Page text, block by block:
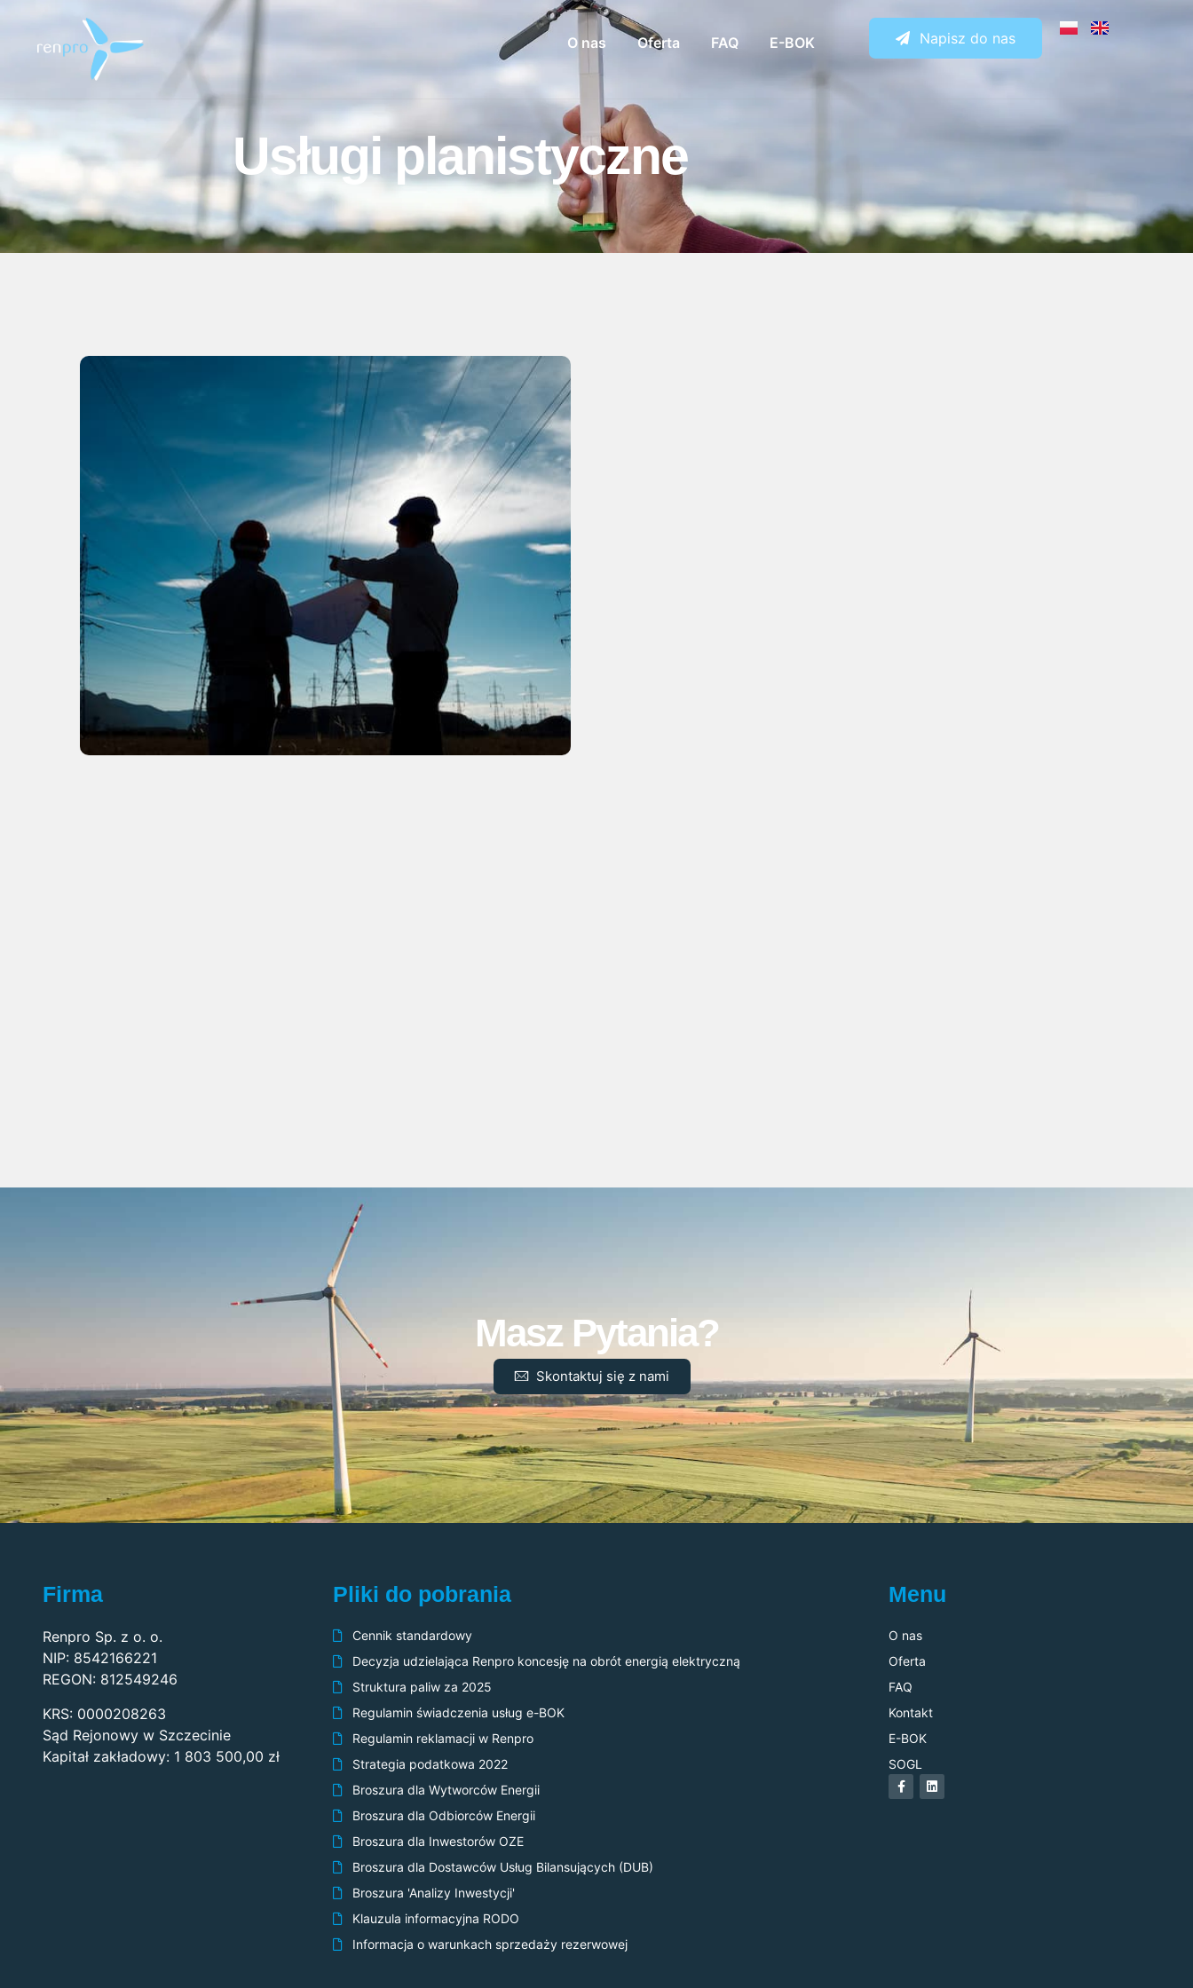
O nas Oferta FAQ E-BOK Napisz do nas
Usługi planistyczne
Masz Pytania?
Skontaktuj się z nami
Firma
Renpro Sp. z o. o.
NIP: 8542166221
REGON: 812549246
KRS: 0000208263
Sąd Rejonowy w Szczecinie
Kapitał zakładowy: 1 803 500,00 zł
Pliki do pobrania
Cennik standardowy
Decyzja udzielająca Renpro koncesję na obrót energią elektryczną
Struktura paliw za 2025
Regulamin świadczenia usług e-BOK
Regulamin reklamacji w Renpro
Strategia podatkowa 2022
Broszura dla Wytworców Energii
Broszura dla Odbiorców Energii
Broszura dla Inwestorów OZE
Broszura dla Dostawców Usług Bilansujących (DUB)
Broszura 'Analizy Inwestycji'
Klauzula informacyjna RODO
Informacja o warunkach sprzedaży rezerwowej
Menu
O nas
Oferta
FAQ
Kontakt
E-BOK
SOGL